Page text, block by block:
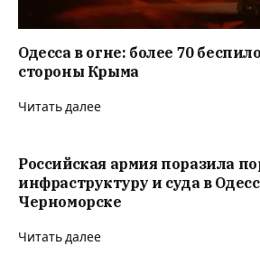
Одесса в огне: более 70
стороны Крыма
Читать далее
Российская армия поразила
инфраструктуру и суда в
Черноморске
Читать далее